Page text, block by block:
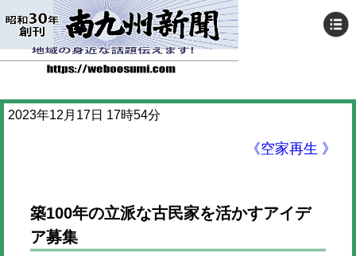
2023年12月17日 17時54分
《空家再生 》
築100年の立派な古民家を活かすアイデ
ア募集